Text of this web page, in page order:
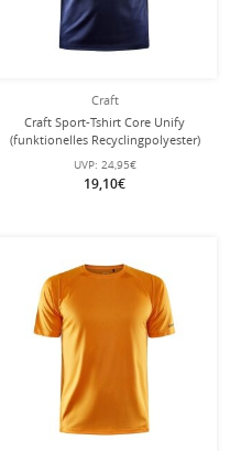
Craft
Craft Sport-Tshirt Core Unify
(funktionelles Recyclingpolyester)
navyblau Herren
UVP: 24,95€
19,10€